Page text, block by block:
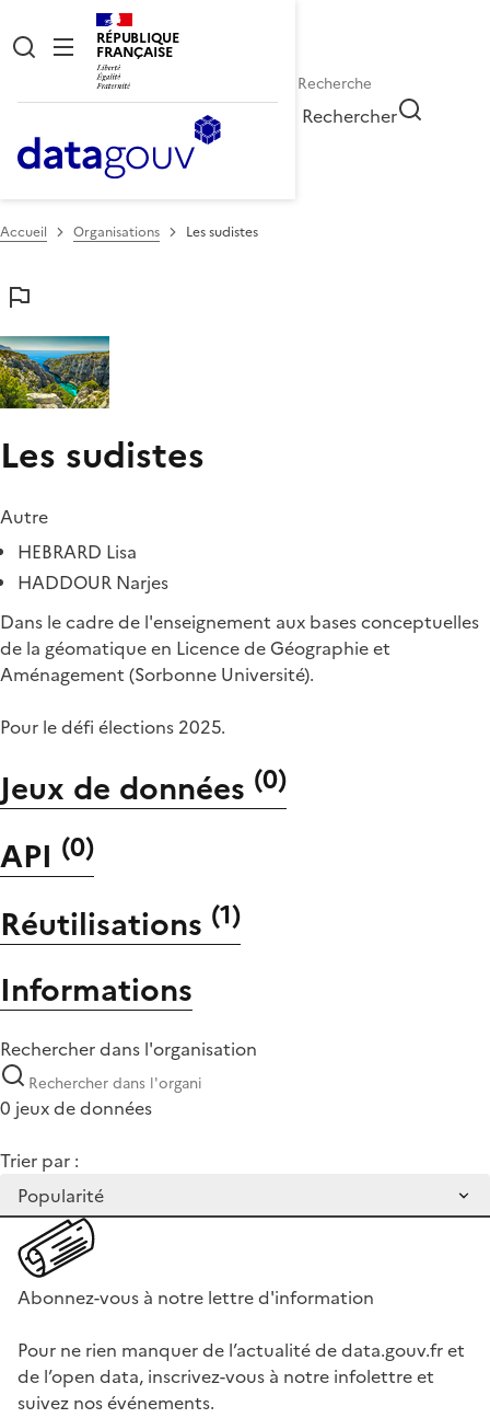
RÉPUBLIQUE
FRANÇAISE
Rechercher
Accueil Organisations Les sudistes
Les sudistes
Autre
HEBRARD Lisa
HADDOUR Narjes
Dans le cadre de l'enseignement aux bases conceptuelles
de la géomatique en Licence de Géographie et
Aménagement (Sorbonne Université).
Pour le défi élections 2025.
Jeux de données (0)
API (0)
Réutilisations (1)
Informations
Rechercher dans l'organisation
0 jeux de données
Trier par :
Abonnez-vous à notre lettre d'information
Pour ne rien manquer de l’actualité de data.gouv.fr et
de l’open data, inscrivez-vous à notre infolettre et
suivez nos événements.